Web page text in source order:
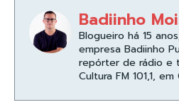
Badiinho
Blogueiro há 15
empresa Badiinho
repórter de rádio e
Cultura FM 101,1,